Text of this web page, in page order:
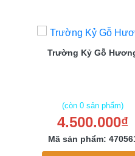
Trường Kỷ Gỗ
(còn 0 sản phẩm)
4.500.000₫
Mã sản phẩm: